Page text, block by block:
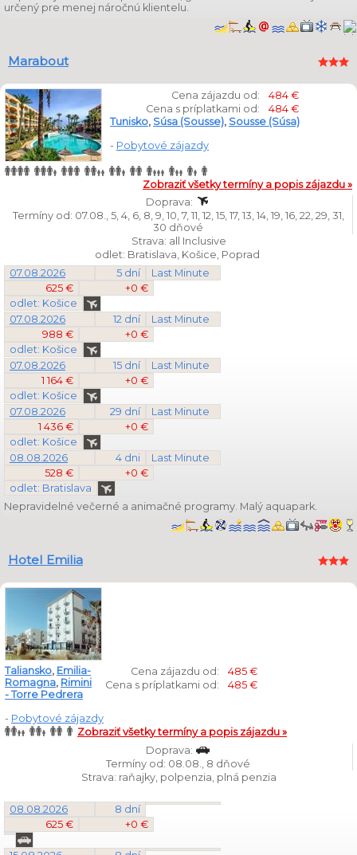
určený pre menej náročnú klientelu.
Marabout
Cena zájazdu od:
484 €
Cena s príplatkami od:
484 €
Tunisko, Súsa (Sousse), Sousse (Súsa)
- Pobytové zájazdy
Zobraziť všetky termíny a popis zájazdu »
Doprava:
Termíny od: 07.08., 5, 4, 6, 8, 9, 10, 7, 11, 12, 15, 17, 13, 14, 19, 16, 22, 29, 31,
30 dňové
Strava: all Inclusive
odlet: Bratislava, Košice, Poprad
07.08.2026
5 dní
Last Minute
625 €
+0 €
odlet: Košice
07.08.2026
12 dní
Last Minute
988 €
+0 €
odlet: Košice
07.08.2026
15 dní
Last Minute
1 164 €
+0 €
odlet: Košice
07.08.2026
29 dní
Last Minute
1 436 €
+0 €
odlet: Košice
08.08.2026
4 dni
Last Minute
528 €
+0 €
odlet: Bratislava
Nepravidelné večerné a animačné programy. Malý aquapark.
Hotel Emilia
Cena zájazdu od:
485 €
Cena s príplatkami od:
485 €
Taliansko, Emilia-
Romagna, Rimini
- Torre Pedrera
- Pobytové zájazdy
Zobraziť všetky termíny a popis zájazdu »
Doprava:
Termíny od: 08.08., 8 dňové
Strava: raňajky, polpenzia, plná penzia
08.08.2026
8 dní
625 €
+0 €